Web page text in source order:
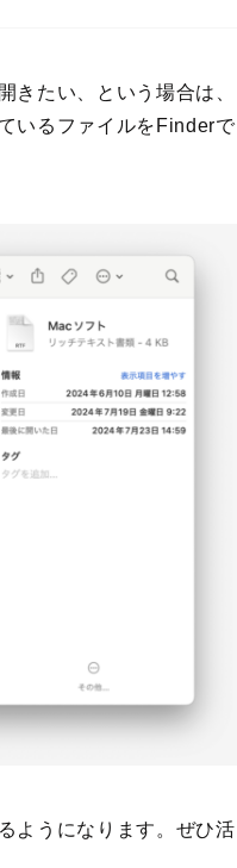
きたい、という場合は、
いるファイルをFinderで
ようになります。ぜひ活